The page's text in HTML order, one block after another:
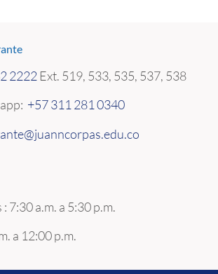
2222 Ext. 519, 533, 535, 537, 538
+57 311 281 0340
7:30 a.m. a 5:30 p.m.
a 12:00 p.m.